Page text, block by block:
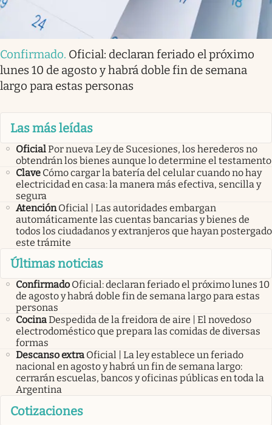
Confirmado. Oficial: declaran feriado el próximo
lunes 10 de agosto y habrá doble fin de semana
largo para estas personas
Las más leídas
OficialPor nueva Ley de Sucesiones, los herederos no
obtendrán los bienes aunque lo determine el testamento
Clave Cómo cargar la batería del celular cuando no hay
electricidad en casa: la manera más efectiva, sencilla y
segura
Atención Oficial | Las autoridades embargan
automáticamente las cuentas bancarias y bienes de
todos los ciudadanos y extranjeros que hayan postergado
este trámite
Últimas noticias
Confirmado Oficial: declaran feriado el próximo lunes 10
de agosto y habrá doble fin de semana largo para estas
personas
CocinaDespedida de la freidora de aire | El novedoso
electrodoméstico que prepara las comidas de diversas
formas
Descanso extra Oficial | La ley establece un feriado
nacional en agosto y habrá un fin de semana largo:
cerrarán escuelas, bancos y oficinas públicas en toda la
Argentina
Cotizaciones